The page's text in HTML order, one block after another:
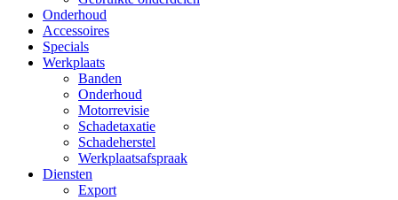
Onderhoud
Accessoires
Specials
Werkplaats
Banden
Onderhoud
Motorrevisie
Schadetaxatie
Schadeherstel
Werkplaatsafspraak
Diensten
Export